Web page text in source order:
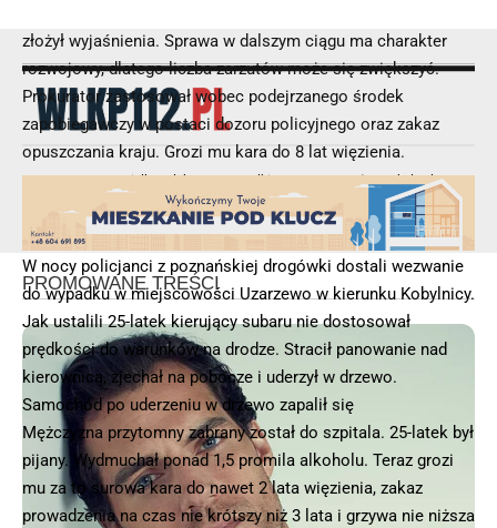
złożył wyjaśnienia. Sprawa w dalszym ciągu ma charakter
rozwojowy, dlatego liczba zarzutów może się zwiększyć.
Prokurator zastosował wobec podejrzanego środek
zapobiegawczy w postaci dozoru policyjnego oraz zakaz
opuszczania kraju. Grozi mu kara do 8 lat więzienia.
W nocy policjanci z poznańskiej drogówki dostali wezwanie
do wypadku w miejscowości Uzarzewo w kierunku Kobylnicy.
Jak ustalili 25-latek kierujący subaru nie dostosował
prędkości do warunków na drodze. Stracił panowanie nad
kierownicą, zjechał na pobocze i uderzył w drzewo.
Samochód po uderzeniu w drzewo zapalił się
Mężczyzna przytomny zabrany został do szpitala. 25-latek był
pijany. Wydmuchał ponad 1,5 promila alkoholu. Teraz grozi
mu za to surowa kara do nawet 2 lata więzienia, zakaz
prowadzenia na czas nie krótszy niż 3 lata i grzywa nie niższa
© 2025 – Wielkopolska 112, Wszelkie prawa zastrzeżone |hvln.pl